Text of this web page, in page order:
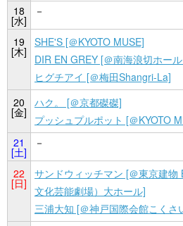
18
[水]
－
19
[木]
SHE'S [＠KYOTO MUSE]
DIR EN GREY [＠南海浪切ホー
ヒグチアイ [＠梅田Shangri-La]
20
[金]
ハク。 [＠京都磔磔]
プッシュプルポット [＠KYOTO
21
[土]
－
22
[日]
サンドウィッチマン [＠東京建物
文化芸能劇場）大ホール]
三浦大知 [＠神戸国際会館こくさ